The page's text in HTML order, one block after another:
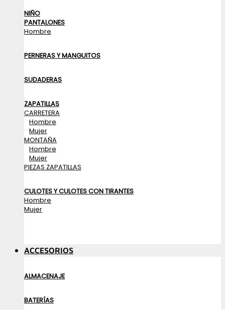
NIÑO
PANTALONES
Hombre
PERNERAS Y MANGUITOS
SUDADERAS
ZAPATILLAS
CARRETERA
Hombre
Mujer
MONTAÑA
Hombre
Mujer
PIEZAS ZAPATILLAS
CULOTES Y CULOTES CON TIRANTES
Hombre
Mujer
ACCESORIOS
ALMACENAJE
BATERÍAS